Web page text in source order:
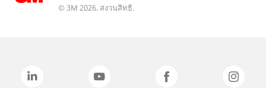
© 3M 2026. สงวนสิทธิ.